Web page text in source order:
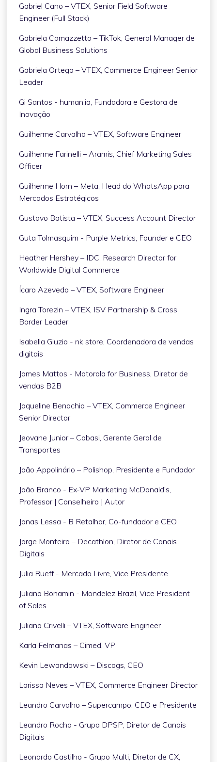
Gabriel Cano – VTEX, Senior Field Software
Engineer (Full Stack)
Gabriela Comazzetto – TikTok, General Manager de
Global Business Solutions
Gabriela Ortega – VTEX, Commerce Engineer Senior
Leader
Gi Santos - human:ia, Fundadora e Gestora de
Inovação
Guilherme Carvalho – VTEX, Software Engineer
Guilherme Farinelli – Aramis, Chief Marketing Sales
Officer
Guilherme Horn – Meta, Head do WhatsApp para
Mercados Estratégicos
Gustavo Batista – VTEX, Success Account Director
Guta Tolmasquim - Purple Metrics, Founder e CEO
Heather Hershey – IDC, Research Director for
Worldwide Digital Commerce
Ícaro Azevedo – VTEX, Software Engineer
Ingra Torezin – VTEX, ISV Partnership & Cross
Border Leader
Isabella Giuzio - nk store, Coordenadora de vendas
digitais
James Mattos - Motorola for Business, Diretor de
vendas B2B
Jaqueline Benachio – VTEX, Commerce Engineer
Senior Director
Jeovane Junior – Cobasi, Gerente Geral de
Transportes
João Appolinário – Polishop, Presidente e Fundador
João Branco - Ex-VP Marketing McDonald’s,
Professor | Conselheiro | Autor
Jonas Lessa - B Retalhar, Co-fundador e CEO
Jorge Monteiro – Decathlon, Diretor de Canais
Digitais
Julia Rueff - Mercado Livre, Vice Presidente
Juliana Bonamin - Mondelez Brazil, Vice President
of Sales
Juliana Crivelli – VTEX, Software Engineer
Karla Felmanas – Cimed, VP
Kevin Lewandowski – Discogs, CEO
Larissa Neves – VTEX, Commerce Engineer Director
Leandro Carvalho – Supercampo, CEO e Presidente
Leandro Rocha - Grupo DPSP, Diretor de Canais
Digitais
Leonardo Castilho - Grupo Multi, Diretor de CX,